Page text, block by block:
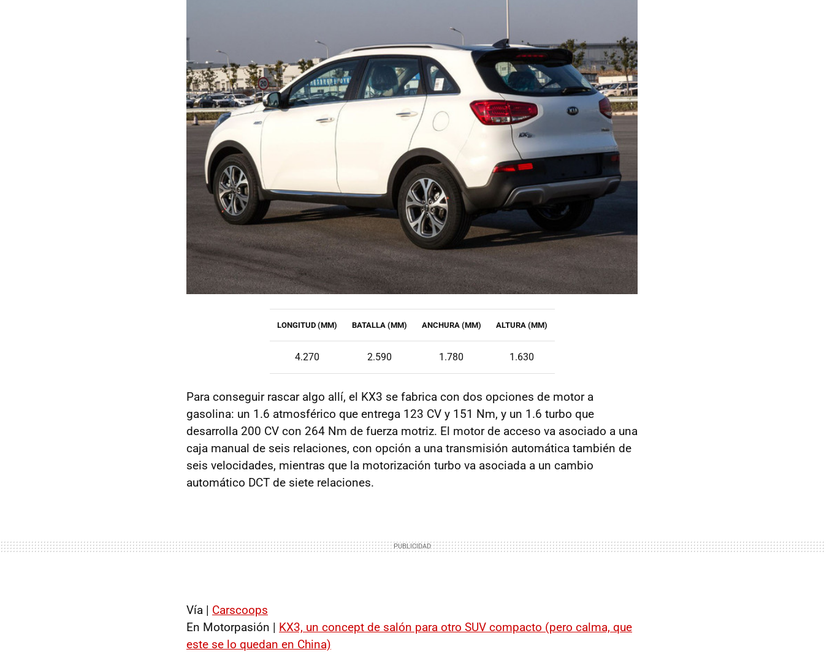
LONGITUD (MM) BATALLA (MM) ANCHURA (MM) ALTURA (MM)
4.270 2.590 1.780 1.630
Para conseguir rascar algo allí, el KX3 se fabrica con dos opciones de motor a
gasolina: un 1.6 atmosférico que entrega 123 CV y 151 Nm, y un 1.6 turbo que
desarrolla 200 CV con 264 Nm de fuerza motriz. El motor de acceso va asociado a una
caja manual de seis relaciones, con opción a una transmisión automática también de
seis velocidades, mientras que la motorización turbo va asociada a un cambio
automático DCT de siete relaciones.
Vía | Carscoops
En Motorpasión | KX3, un concept de salón para otro SUV compacto (pero calma, que
este se lo quedan en China)